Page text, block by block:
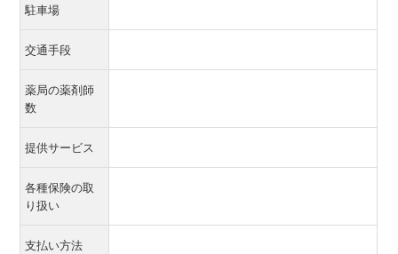
駐車場
交通手段
薬局の薬剤師
数
提供サービス
各種保険の取
り扱い
支払い方法